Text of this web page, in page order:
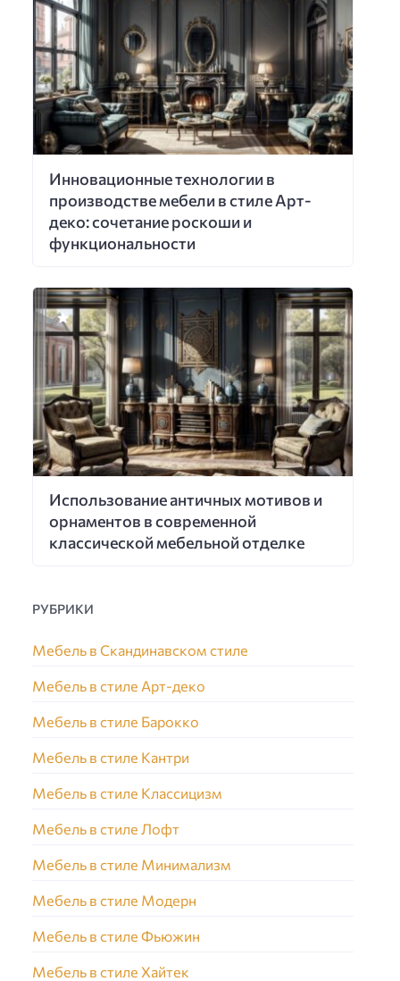
Инновационные технологии в
производстве мебели в стиле Арт-
деко: сочетание роскоши и
функциональности
Использование античных мотивов и
орнаментов в современной
классической мебельной отделке
РУБРИКИ
Мебель в Скандинавском стиле
Мебель в стиле Арт-деко
Мебель в стиле Барокко
Мебель в стиле Кантри
Мебель в стиле Классицизм
Мебель в стиле Лофт
Мебель в стиле Минимализм
Мебель в стиле Модерн
Мебель в стиле Фьюжин
Мебель в стиле Хайтек